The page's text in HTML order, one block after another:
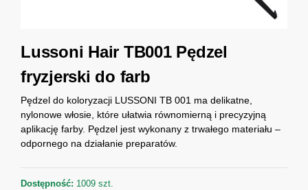
Lussoni Hair TB001 Pędzel
fryzjerski do farb
Pędzel do koloryzacji LUSSONI TB 001 ma delikatne,
nylonowe włosie, które ułatwia równomierną i precyzyjną
aplikację farby. Pędzel jest wykonany z trwałego materiału –
odpornego na działanie preparatów.
Dostępność: 1009 szt.